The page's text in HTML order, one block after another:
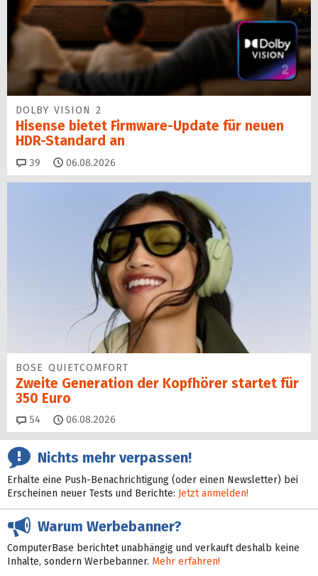
DOLBY VISION 2
Hisense bietet Firmware-Update für neuen
HDR-Standard an
39 Kommentare
06.08.2026
BOSE QUIETCOMFORT
Zweite Generation der Kopfhörer startet für
350 Euro
54 Kommentare
06.08.2026
Nichts mehr verpassen!
Erhalte eine Push-Benachrichtigung (oder einen Newsletter) bei
Erscheinen neuer Tests und Berichte: Jetzt anmelden!
Warum Werbebanner?
ComputerBase berichtet unabhängig und verkauft deshalb keine
Inhalte, sondern Werbebanner. Mehr erfahren!